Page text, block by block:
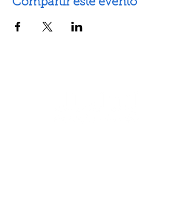
Compartir este evento